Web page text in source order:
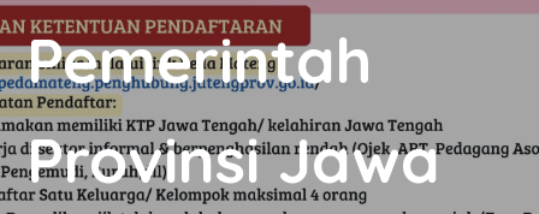
Pemerintah
Provinsi Jawa